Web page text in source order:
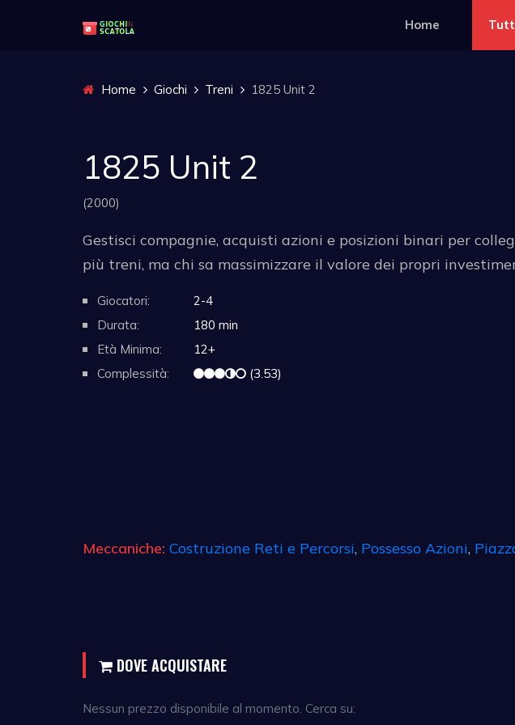
Home
Home Giochi Treni 1825 Unit 2
1825 Unit 2
(2000)
Gestisci compagnie, acquisti azioni e posizioni binari per
più treni, ma chi sa massimizzare il valore dei propri
Giocatori:
2-4
Durata:
180 min
Età Minima:
12+
Complessità:
(3.53)
Meccaniche: Costruzione Reti e Percorsi, Possesso Azioni,
DOVE ACQUISTARE
Nessun prezzo disponibile al momento. Cerca su: